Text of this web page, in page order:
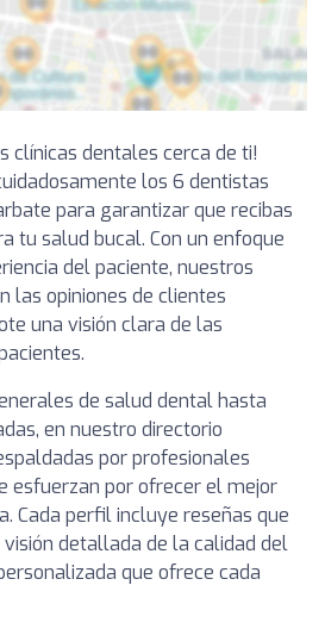
clínicas dentales cerca de ti!
los 6 dentistas
para garantizar que recibas
tu salud bucal. Con un enfoque
del paciente, nuestros
las opiniones de clientes
una visión clara de las
de salud dental hasta
en nuestro directorio
por profesionales
esfuerzan por ofrecer el mejor
Cada perfil incluye reseñas que
detallada de la calidad del
que ofrece cada